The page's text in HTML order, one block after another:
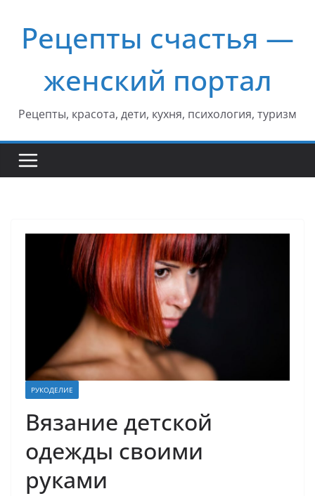
содержимому
Рецепты счастья —
женский портал
Рецепты, красота, дети, кухня, психология, туризм
РУКОДЕЛИЕ
Вязание детской
одежды своими
руками